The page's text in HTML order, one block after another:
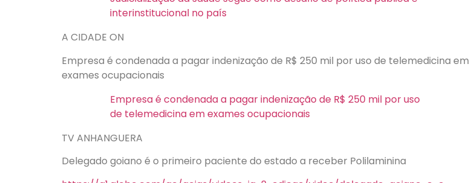
interinstitucional no país
A CIDADE ON
Empresa é condenada a pagar indenização de R$ 250 mil por uso de telemedicina em
exames ocupacionais
Empresa é condenada a pagar indenização de R$ 250 mil por uso
de telemedicina em exames ocupacionais
TV ANHANGUERA
Delegado goiano é o primeiro paciente do estado a receber Polilaminina